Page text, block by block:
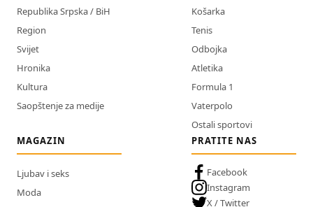
Republika Srpska / BiH
Region
Svijet
Hronika
Kultura
Saopštenje za medije
Košarka
Tenis
Odbojka
Atletika
Formula 1
Vaterpolo
Ostali sportovi
MAGAZIN
Ljubav i seks
Moda
PRATITE NAS
Facebook
Instagram
X / Twitter